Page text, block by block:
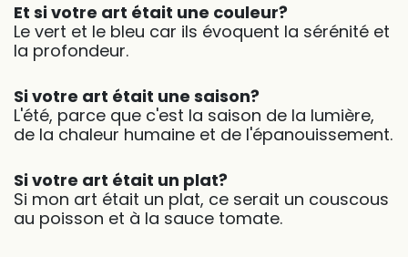
Et si votre art était une couleur?
Le vert et le bleu car ils évoquent la sérénité et
la profondeur.
Si votre art était une saison?
L'été, parce que c'est la saison de la lumière,
de la chaleur humaine et de l'épanouissement.
Si votre art était un plat?
Si mon art était un plat, ce serait un couscous
au poisson et à la sauce tomate.